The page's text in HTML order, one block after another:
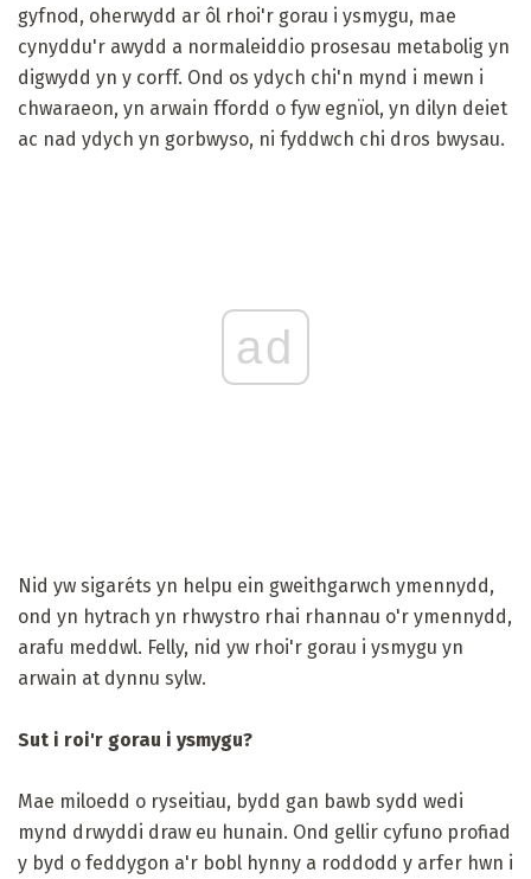
gyfnod, oherwydd ar ôl rhoi'r gorau i ysmygu, mae
cynyddu'r awydd a normaleiddio prosesau metabolig yn
digwydd yn y corff. Ond os ydych chi'n mynd i mewn i
chwaraeon, yn arwain ffordd o fyw egnïol, yn dilyn deiet
ac nad ydych yn gorbwyso, ni fyddwch chi dros bwysau.
ad
Nid yw sigaréts yn helpu ein gweithgarwch ymennydd,
ond yn hytrach yn rhwystro rhai rhannau o'r ymennydd,
arafu meddwl. Felly, nid yw rhoi'r gorau i ysmygu yn
arwain at dynnu sylw.
Sut i roi'r gorau i ysmygu?
Mae miloedd o ryseitiau, bydd gan bawb sydd wedi
mynd drwyddi draw eu hunain. Ond gellir cyfuno profiad
y byd o feddygon a'r bobl hynny a roddodd y arfer hwn i